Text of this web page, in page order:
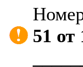
51 от